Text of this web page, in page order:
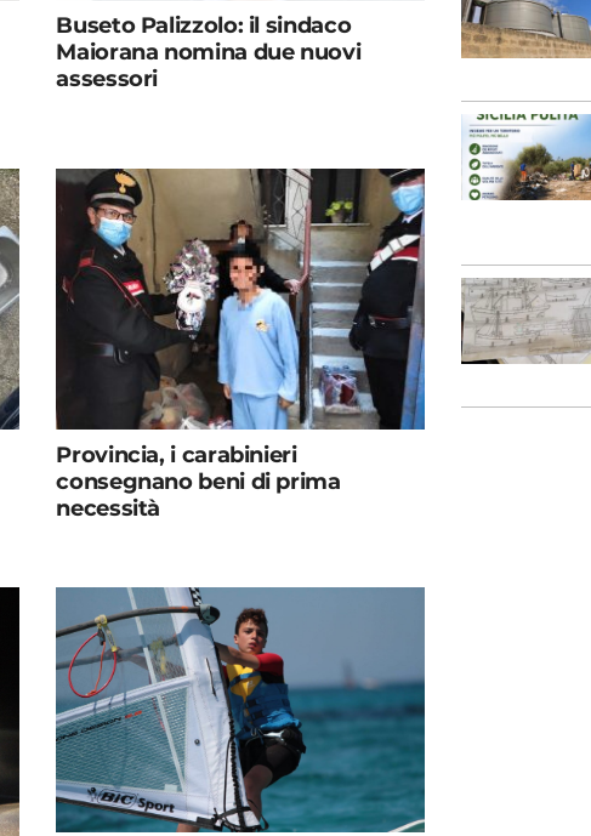
Buseto Palizzolo: il sindaco
Maiorana nomina due nuovi
assessori
Provincia, i carabinieri
consegnano beni di prima
necessità